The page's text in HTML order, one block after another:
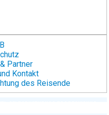
Partner
Kontakt
des Reisende